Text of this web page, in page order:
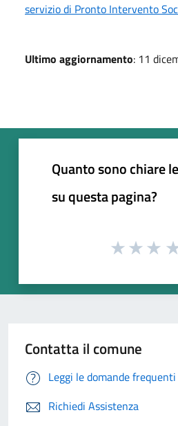
servizio di Pronto Intervento
Ultimo aggiornamento: 11
Quanto sono chiare
su questa pagina?
Contatta il comune
Leggi le domande frequenti
Richiedi Assistenza